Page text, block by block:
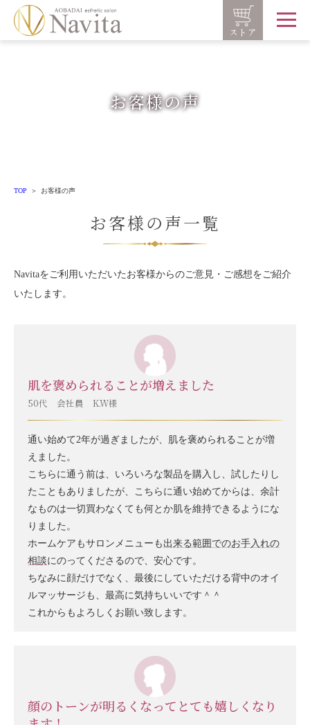
ストア
お客様の声
TOP お客様の声
お客様の声一覧
Navitaをご利用いただいたお客様からのご意見・ご感想をご紹介
いたします。
肌を褒められることが増えました
50代 会社員 K.W様
通い始めて2年が過ぎましたが、肌を褒められることが増
えました。
こちらに通う前は、いろいろな製品を購入し、試したりし
たこともありましたが、こちらに通い始めてからは、余計
なものは一切買わなくても何とか肌を維持できるようにな
りました。
ホームケアもサロンメニューも 出来る範囲でのお手入れの
相談にのってくださるので、安心です。
ちなみに顔だけでなく、最後にしていただける背中のオイ
ルマッサージも、最高に気持ちいいです＾＾
これからもよろしくお願い致します。
顔のトーンが明るくなってとても嬉しくなり